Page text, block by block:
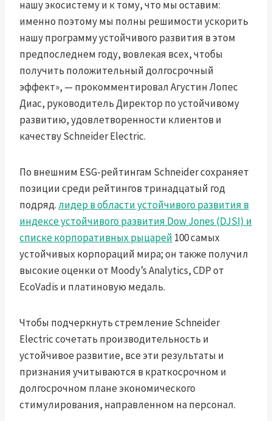
нашу экосистему и к тому, что мы оставим:
именно поэтому мы полны решимости ускорить
нашу программу устойчивого развития в этом
предпоследнем году, вовлекая всех, чтобы
получить положительный долгосрочный
эффект», — прокомментировал Агустин Лопес
Диас, руководитель Директор по устойчивому
развитию, удовлетворенности клиентов и
качеству Schneider Electric.
По внешним ESG-рейтингам Schneider сохраняет
позиции среди рейтингов тринадцатый год
подряд.лидер в области устойчивого развития в
индексе устойчивого развития Dow Jones (DJSI) и
списке корпоративных рыцарей 100 самых
устойчивых корпораций мира; он также получил
высокие оценки от Moody’s Analytics, CDP от
EcoVadis и платиновую медаль.
Чтобы подчеркнуть стремление Schneider
Electric сочетать производительность и
устойчивое развитие, все эти результаты и
признания учитываются в краткосрочном и
долгосрочном плане экономического
стимулирования, направленном на персонал.